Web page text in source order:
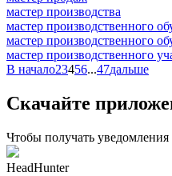
мастер производства
мастер производственного
мастер производственного
мастер производственного
В начало23456...47дальше
Скачайте
Чтобы получать
HeadHunter